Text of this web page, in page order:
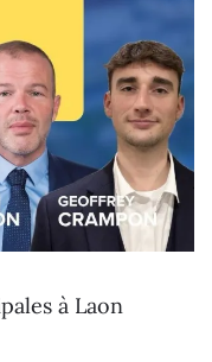
à Laon